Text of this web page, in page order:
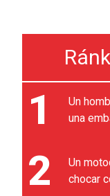
1
Un
una
2
Un
chocar